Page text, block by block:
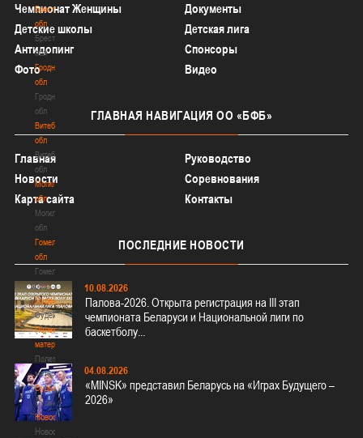
Брестская
обл
Брестская
обл
Гродненская
обл
Гродненская
обл
Витебская
обл
Витебская
обл
Могилевская
обл
Могилевская
обл
Гомельская
обл
Гомельская
обл
Судейство
Судейство
Полезные
материалы
Полезные
материалы
Судьи
Судьи
Новости
Новости
Чемпионат Женщины
Документы
Детские школы
Детская лига
Антидопинг
Спонсоры
Фото
Видео
ГЛАВНАЯ НАВИГАЦИЯ ОО «БФБ»
Главная
Руководство
Новости
Соревнования
Карта сайта
Контакты
ПОСЛЕДНИЕ НОВОСТИ
10.08.2026
Палова-2026. Открыта регистрация на III этап
чемпионата Беларуси и Национальной лиги по
баскетболу...
04.08.2026
«MINSK» представил Беларусь на «Играх Будущего –
2026»